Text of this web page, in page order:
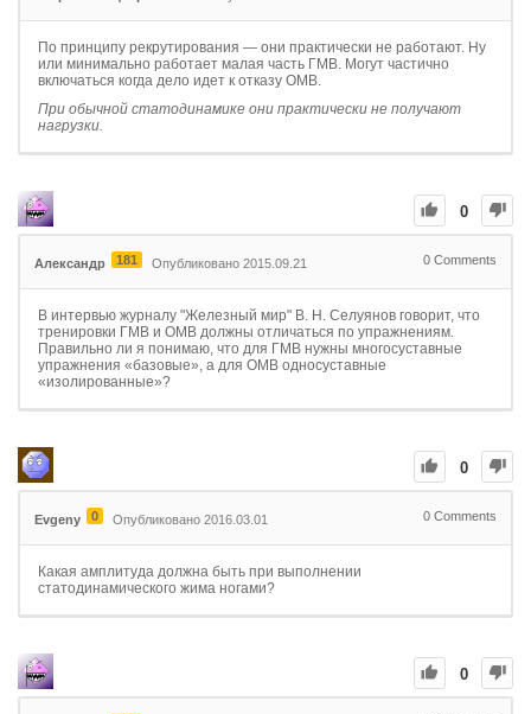
По принципу рекрутирования — они практически не работают. Ну
или минимально работает малая часть ГМВ. Могут частично
включаться когда дело идет к отказу ОМВ.
При обычной статодинамике они практически не получают
нагрузки.
0
Александр 181 Опубликовано 2015.09.21 0 Comments
В интервью журналу "Железный мир" В. Н. Селуянов говорит, что
тренировки ГМВ и ОМВ должны отличаться по упражнениям.
Правильно ли я понимаю, что для ГМВ нужны многосуставные
упражнения «базовые», а для ОМВ односуставные
«изолированные»?
0
Evgeny 0 Опубликовано 2016.03.01 0 Comments
Какая амплитуда должна быть при выполнении
статодинамического жима ногами?
0